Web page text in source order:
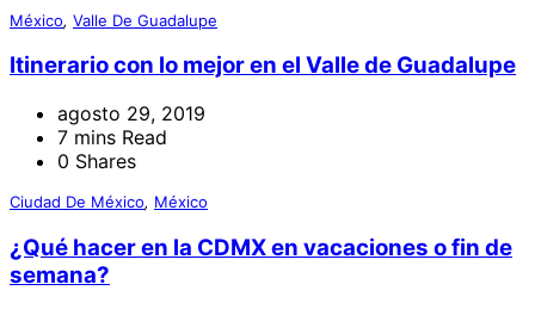
México, Valle De Guadalupe
Itinerario con lo mejor en el Valle de Guadalupe
agosto 29, 2019
7 mins Read
0 Shares
Ciudad De México, México
¿Qué hacer en la CDMX en vacaciones o fin de
semana?